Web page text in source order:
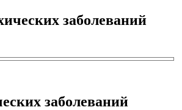
заболеваний
заболеваний